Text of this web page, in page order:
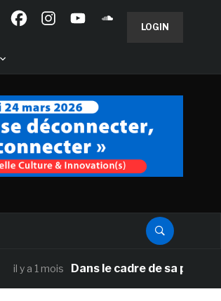
LOGIN
il y a 1 mois Dans le cadre de sa